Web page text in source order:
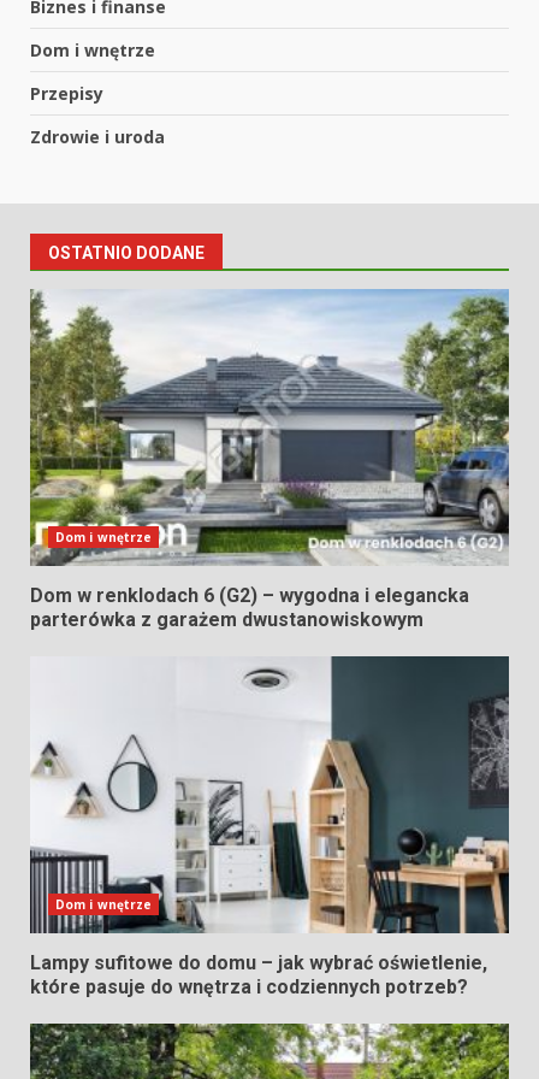
Biznes i finanse
Dom i wnętrze
Przepisy
Zdrowie i uroda
OSTATNIO DODANE
Dom i wnętrze
Dom w renklodach 6 (G2) – wygodna i elegancka
parterówka z garażem dwustanowiskowym
Dom i wnętrze
Lampy sufitowe do domu – jak wybrać oświetlenie,
które pasuje do wnętrza i codziennych potrzeb?